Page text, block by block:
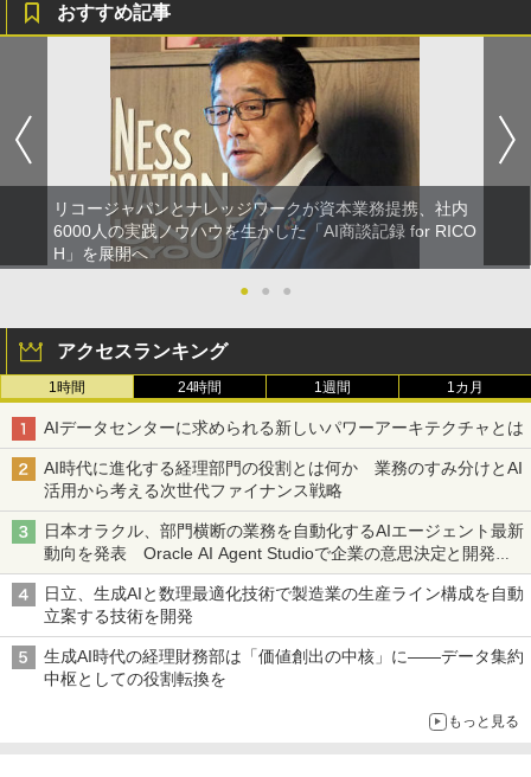
おすすめ記事
リコージャパンとナレッジワークが資本業務提携、社内
6000人の実践ノウハウを生かした「AI商談記録 for RICO
H」を展開へ
●
● ●
アクセスランキング
1時間 24時間 1週間 1カ月
AIデータセンターに求められる新しいパワーアーキテクチャとは
AI時代に進化する経理部門の役割とは何か 業務のすみ分けとAI
活用から考える次世代ファイナンス戦略
日本オラクル、部門横断の業務を自動化するAIエージェント最新
動向を発表 Oracle AI Agent Studioで企業の意思決定と開発を
加速
日立、生成AIと数理最適化技術で製造業の生産ライン構成を自動
立案する技術を開発
生成AI時代の経理財務部は「価値創出の中核」に――データ集約
中枢としての役割転換を
もっと見る